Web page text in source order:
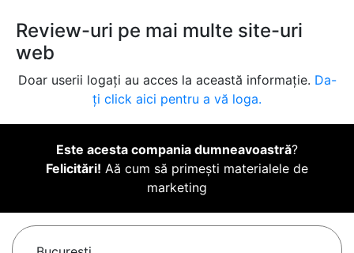
Review-uri pe mai multe site-uri
web
Doar userii logați au acces la această informație. Da-
ți click aici pentru a vă loga.
Este acesta compania dumneavoastră?
Felicitări! Aă cum să primești materialele de
marketing